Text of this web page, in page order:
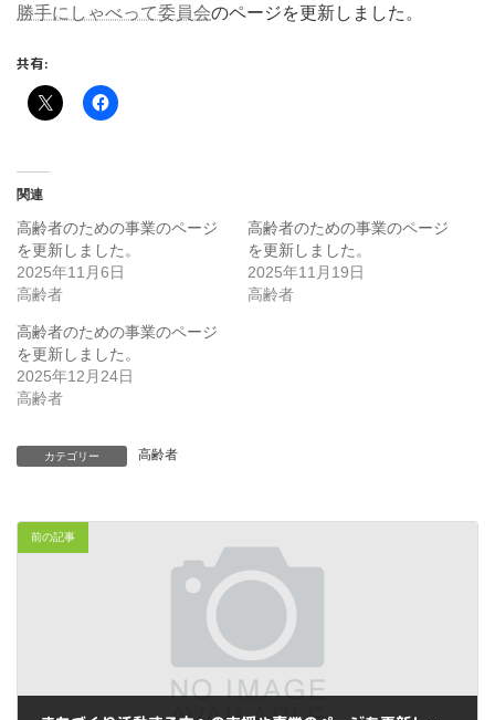
勝手にしゃべって委員会のページを更新しました。
共有:
関連
高齢者のための事業のページ
を更新しました。
2025年11月6日
高齢者
高齢者のための事業のページ
を更新しました。
2025年11月19日
高齢者
高齢者のための事業のページ
を更新しました。
2025年12月24日
高齢者
カテゴリー 高齢者
前の記事